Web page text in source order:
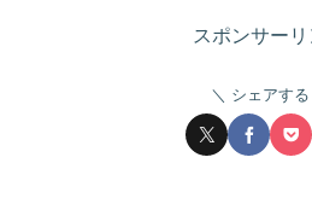
スポンサーリ
シェアする